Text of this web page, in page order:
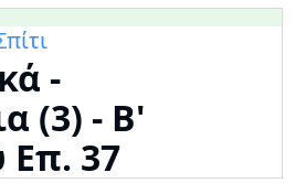
-
(3) - Β'
Επ. 37